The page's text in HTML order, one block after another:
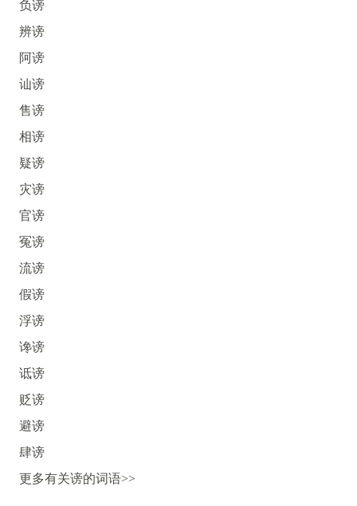
负谤
辨谤
阿谤
讪谤
售谤
相谤
疑谤
灾谤
官谤
冤谤
流谤
假谤
浮谤
谗谤
诋谤
贬谤
避谤
肆谤
更多有关谤的词语>>